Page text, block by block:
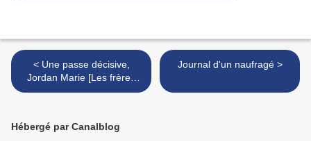
< Une passe décisive,
Jordan Marie [Les frères
Lucas #9]
Journal d'un naufragé >
Hébergé par Canalblog